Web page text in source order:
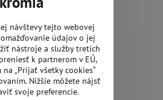
návštevy tejto webovej
údajov o jej
nástroje a služby tretích
k partnerom v EÚ,
„Prijať všetky cookies“
Nižšie môžete nájsť
svoje preferencie.